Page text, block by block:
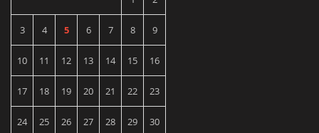
3 4 5 6 7 8 9
10 11 12 13 14 15 16
17 18 19 20 21 22 23
24 25 26 27 28 29 30